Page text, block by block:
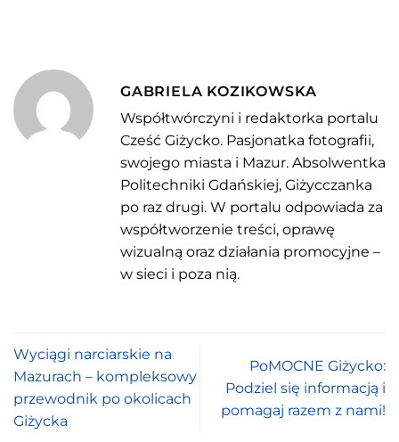
GABRIELA KOZIKOWSKA
Współtwórczyni i redaktorka portalu
Cześć Giżycko. Pasjonatka fotografii,
swojego miasta i Mazur. Absolwentka
Politechniki Gdańskiej, Giżycczanka
po raz drugi. W portalu odpowiada za
współtworzenie treści, oprawę
wizualną oraz działania promocyjne –
w sieci i poza nią.
Wyciągi narciarskie na
Mazurach – kompleksowy
przewodnik po okolicach
Giżycka
PoMOCNE Giżycko:
Podziel się informacją i
pomagaj razem z nami!